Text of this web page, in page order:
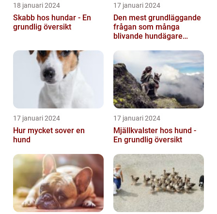
18 januari 2024
Skabb hos hundar - En
grundlig översikt
17 januari 2024
Den mest grundläggande
frågan som många
blivande hundägare
hund dräktig...
17 januari 2024
Hur mycket sover en
hund
17 januari 2024
Mjällkvalster hos hund -
En grundlig översikt